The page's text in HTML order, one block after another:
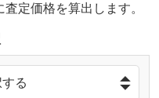
定価格を算出します。